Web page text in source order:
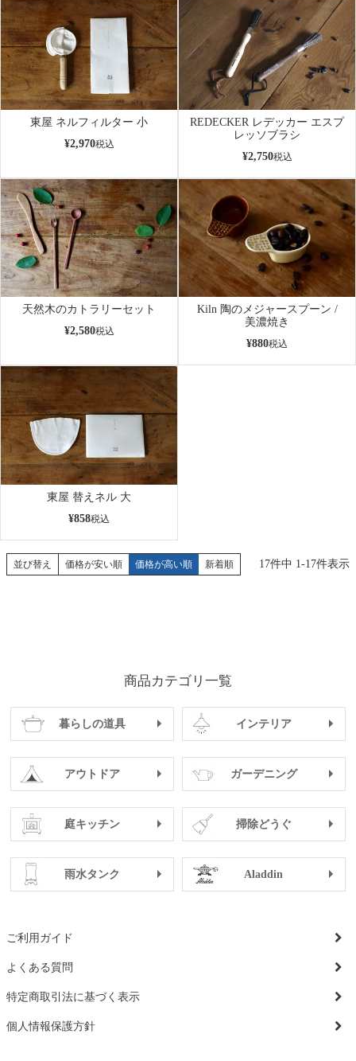
東屋 ネルフィルター 小
¥2,970税込
REDECKER レデッカー エスプ
レッソブラシ
¥2,750税込
天然木のカトラリーセット
¥2,580税込
Kiln 陶のメジャースプーン /
美濃焼き
¥880税込
東屋 替えネル 大
¥858税込
並び替え 価格が安い順 価格が高い順 新着順 17件中 1-17件表示
商品カテゴリ一覧
暮らしの道具 インテリア
アウトドア ガーデニング
庭キッチン 掃除どうぐ
雨水タンク Aladdin
ご利用ガイド
よくある質問
特定商取引法に基づく表示
個人情報保護方針